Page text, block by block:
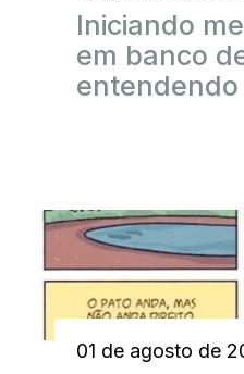
Iniciando
em banco
entendendo
01 de agosto de